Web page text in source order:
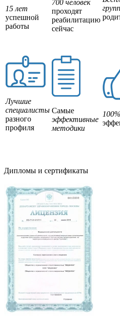
15 лет
успешной
работы
700 человек
проходят
реабилитацию
сейчас
Лучшие
специалисты
разного
профиля
Самые
эффективные
методики
Дипломы и сертификаты